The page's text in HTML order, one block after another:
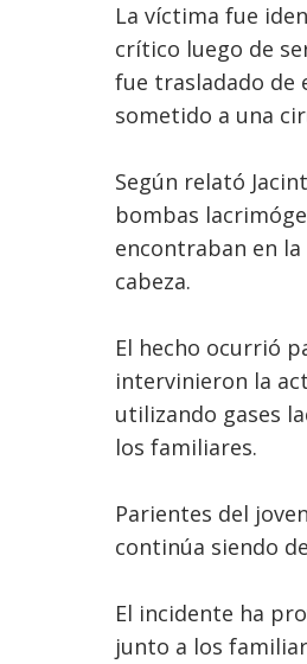
La víctima fue
crítico luego de
fue trasladado de
sometido a una
Según relató
bombas
encontraban en
cabeza.
El hecho ocurrió
intervinieron la
utilizando gases
los familiares.
Parientes del
continúa siendo
El incidente ha
junto a los